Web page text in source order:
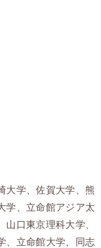
大学、佐賀大学、熊
学、立命館アジア太
口東京理科大学、
、立命館大学、同志